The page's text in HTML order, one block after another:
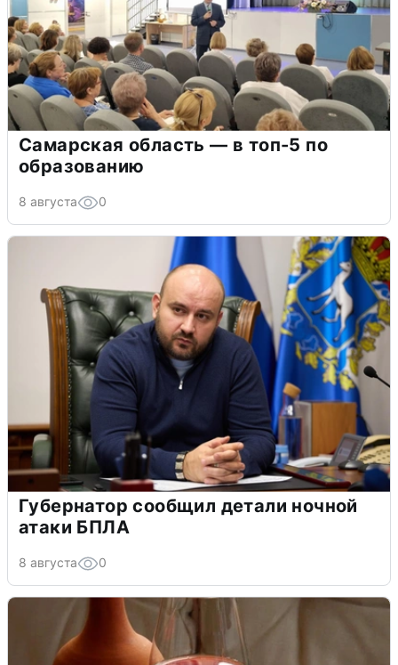
Самарская область — в топ-5 по
образованию
8 августа 0
Губернатор сообщил детали ночной
атаки БПЛА
8 августа 0